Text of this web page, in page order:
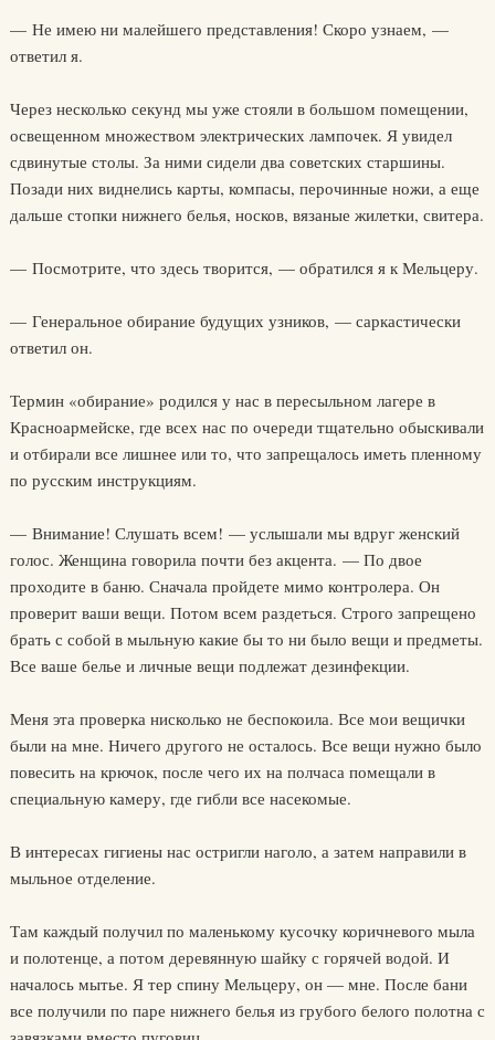
— Не имею ни малейшего представления! Скоро узнаем, —
ответил я.
Через несколько секунд мы уже стояли в большом помещении,
освещенном множеством электрических лампочек. Я увидел
сдвинутые столы. За ними сидели два советских старшины.
Позади них виднелись карты, компасы, перочинные ножи, а еще
дальше стопки нижнего белья, носков, вязаные жилетки, свитера.
— Посмотрите, что здесь творится, — обратился я к Мельцеру.
— Генеральное обирание будущих узников, — саркастически
ответил он.
Термин «обирание» родился у нас в пересыльном лагере в
Красноармейске, где всех нас по очереди тщательно обыскивали
и отбирали все лишнее или то, что запрещалось иметь пленному
по русским инструкциям.
— Внимание! Слушать всем! — услышали мы вдруг женский
голос. Женщина говорила почти без акцента. — По двое
проходите в баню. Сначала пройдете мимо контролера. Он
проверит ваши вещи. Потом всем раздеться. Строго запрещено
брать с собой в мыльную какие бы то ни было вещи и предметы.
Все ваше белье и личные вещи подлежат дезинфекции.
Меня эта проверка нисколько не беспокоила. Все мои вещички
были на мне. Ничего другого не осталось. Все вещи нужно было
повесить на крючок, после чего их на полчаса помещали в
специальную камеру, где гибли все насекомые.
В интересах гигиены нас остригли наголо, а затем направили в
мыльное отделение.
Там каждый получил по маленькому кусочку коричневого мыла
и полотенце, а потом деревянную шайку с горячей водой. И
началось мытье. Я тер спину Мельцеру, он — мне. После бани
все получили по паре нижнего белья из грубого белого полотна с